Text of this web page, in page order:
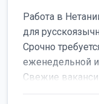
Работа в
для
Срочно
еженедельной
Свежие